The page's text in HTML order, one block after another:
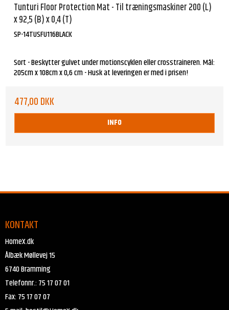
Tunturi Floor Protection Mat - Til træningsmaskiner 200 (L)
x 92,5 (B) x 0,4 (T)
SP-14TUSFU116BLACK
Sort - Beskytter gulvet under motionscyklen eller crosstraineren. Mål:
205cm x 108cm x 0,6 cm - Husk at leveringen er med i prisen!
477,00 DKK
INFO
KONTAKT
HomeX.dk
Ålbæk Møllevej 15
6740 Bramming
Telefonnr.: 75 17 07 01
Fax: 75 17 07 07